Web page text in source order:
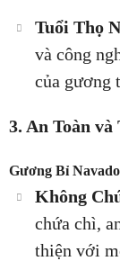
Tuổi Thọ
và công
của gương
3. An Toàn
Gương Bỉ Navado
Không
chứa chì,
thiện với